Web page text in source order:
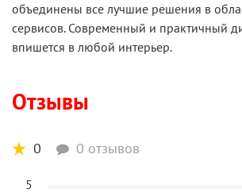
объединены все лучшие решения в
сервисов. Современный и практичный
впишется в любой интерьер.
Отзывы
0 0 отзывов
5